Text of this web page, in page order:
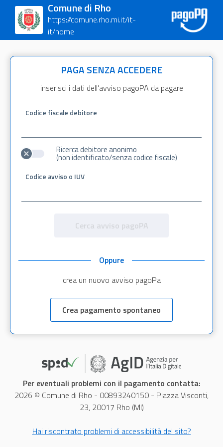
Comune di Rho
https://comune.rho.mi.it/it-
it/home
PAGA SENZA ACCEDERE
inserisci i dati dell'avviso pagoPA da pagare
Codice fiscale debitore
Ricerca debitore anonimo
(non identificato/senza codice fiscale)
Codice avviso o IUV
Cerca avviso pagoPA
Oppure
crea un nuovo avviso pagoPa
Crea pagamento spontaneo
Per eventuali problemi con il pagamento contatta:
2026 © Comune di Rho - 00893240150 - Piazza Visconti,
23, 20017 Rho (MI)
Hai riscontrato problemi di accessibilità del sito?